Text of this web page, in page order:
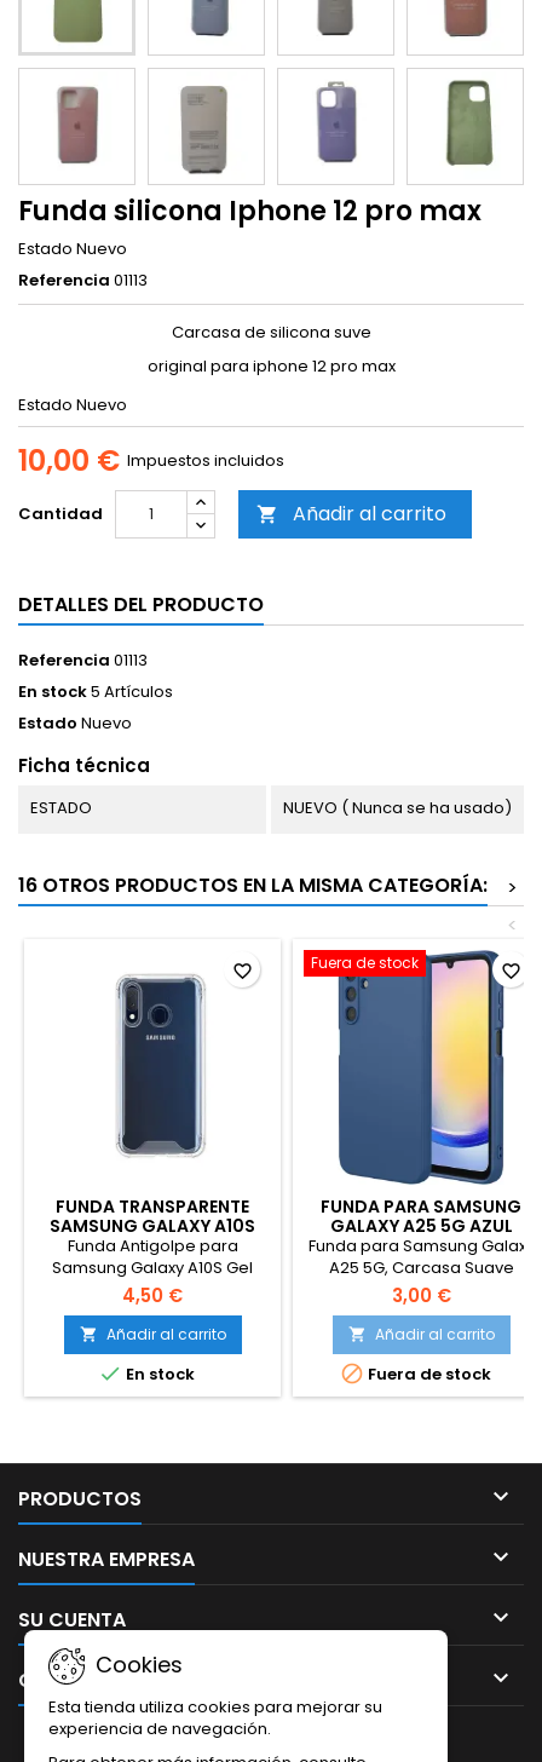
Funda silicona Iphone 12 pro max
Estado Nuevo
Referencia 01113
Carcasa de silicona suve
original para iphone 12 pro max
Estado Nuevo
10,00 € Impuestos incluidos
Cantidad  Añadir al carrito
DETALLES DEL PRODUCTO
Referencia 01113
En stock5 Artículos
Estado Nuevo
Ficha técnica
ESTADO NUEVO ( Nunca se ha usado)
16 OTROS PRODUCTOS EN LA MISMA CATEGORÍA:
>
<
FUNDA TRANSPARENTE
SAMSUNG GALAXY A10S
ANTIGOLPE
Funda Antigolpe para
Samsung Galaxy A10S Gel
Transparente.
4,50 €
 Añadir al carrito
 En stock
favorite_border Fuera de stock
FUNDA PARA SAMSUNG
GALAXY A25 5G AZUL
Funda para Samsung Galaxy
A25 5G, Carcasa Suave
Silicona TPU de Cubierta
Delgado, Protector a Prueba
de Golpes Case Cover con
Forro de Tela. Azul
3,00 €
 Añadir al carrito
 Fuera de stock
favorite_border
PRODUCTOS 
NUESTRA EMPRESA 
SU CUENTA 
CONTACTO 
Cookies
Esta tienda utiliza cookies para mejorar su
experiencia de navegación.
BOLETÍN